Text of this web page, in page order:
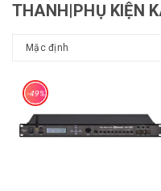
THANH|PHỤ KIỆN
-49%